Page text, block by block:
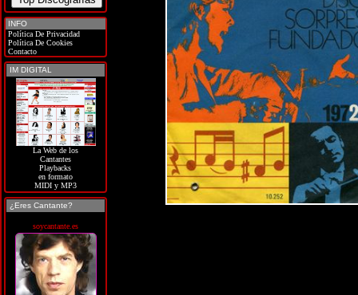
INFO
Política De Privacidad
Política De Cookies
Contacto
IM DIGITAL
La Web de los
Cantantes
Playbacks
en formato
MIDI y MP3
¿Eres Cantante?
soycantante.es